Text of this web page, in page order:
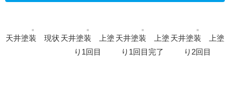
天井塗装 現状 天井塗装 上塗
り1回目
天井塗装 上塗
り1回目完了
天井塗装 上塗
り2回目